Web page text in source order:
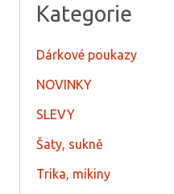
Kategorie
Dárkové poukazy
NOVINKY
SLEVY
Šaty, sukně
Trika, mikiny